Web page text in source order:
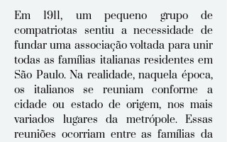
Em 1911, um pequeno grupo de
compatriotas sentiu a necessidade de
fundar uma associação voltada para unir
todas as famílias italianas residentes em
São Paulo. Na realidade, naquela época,
os italianos se reuniam conforme a
cidade ou estado de origem, nos mais
variados lugares da metrópole. Essas
reuniões ocorriam entre as famílias da